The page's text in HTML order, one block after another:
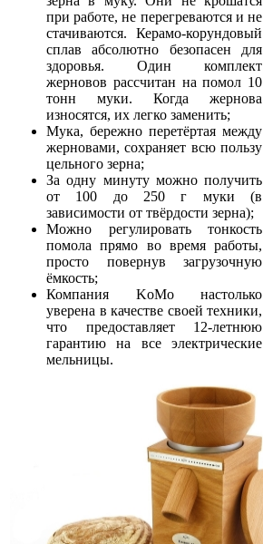
при работе, не перегреваются и не
стачиваются. Керамо-корундовый
сплав абсолютно безопасен для
здоровья. Один комплект
жерновов рассчитан на помол 10
тонн муки. Когда жернова
износятся, их легко заменить;
Мука, бережно перетёртая между
жерновами, сохраняет всю пользу
цельного зерна;
За одну минуту можно получить
от 100 до 250 г муки (в
зависимости от твёрдости зерна);
Можно регулировать тонкость
помола прямо во время работы,
просто повернув загрузочную
ёмкость;
Компания KoMo настолько
уверена в качестве своей техники,
что предоставляет 12-летнюю
гарантию на все электрические
мельницы.